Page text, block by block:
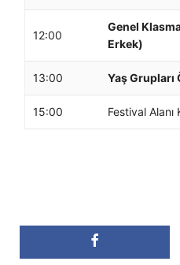
12:00
Genel
Erkek)
13:00 Yaş Grupları
15:00 Festival Alanı